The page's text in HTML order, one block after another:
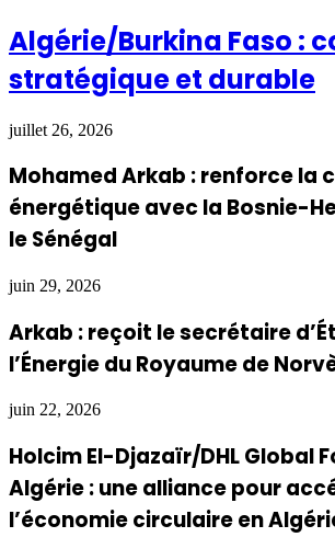
Algérie/Burkina Faso :
stratégique et durable
juillet 26, 2026
Mohamed Arkab : renforce la
énergétique avec la Bosnie-
le Sénégal
juin 29, 2026
Arkab : reçoit le secrétaire
l’Énergie du Royaume de
juin 22, 2026
Holcim El-Djazaïr/DHL Global
Algérie : une alliance pour
l’économie circulaire en